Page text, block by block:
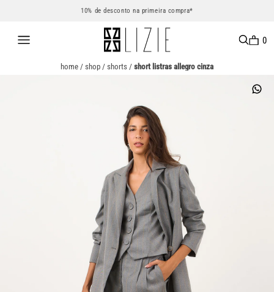
10% de desconto na primeira compra*
0
home / shop / shorts / short listras allegro cinza